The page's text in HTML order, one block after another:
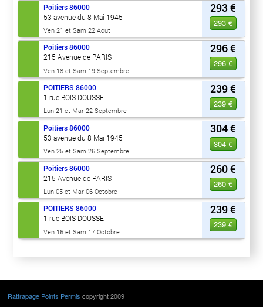
293 €
293 €
Poitiers 86000
53 avenue du 8 Mai 1945
Ven 21 et Sam 22 Aout
296 €
296 €
Poitiers 86000
215 Avenue de PARIS
Ven 18 et Sam 19 Septembre
239 €
239 €
POITIERS 86000
1 rue BOIS DOUSSET
Lun 21 et Mar 22 Septembre
304 €
304 €
Poitiers 86000
53 avenue du 8 Mai 1945
Ven 25 et Sam 26 Septembre
260 €
260 €
Poitiers 86000
215 Avenue de PARIS
Lun 05 et Mar 06 Octobre
239 €
239 €
POITIERS 86000
1 rue BOIS DOUSSET
Ven 16 et Sam 17 Octobre
Rattrapage Points Permis copyright 2009